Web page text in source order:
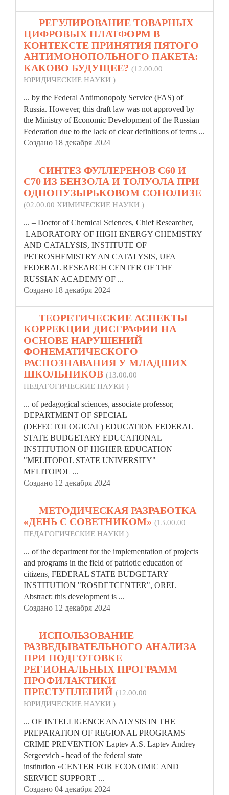
РЕГУЛИРОВАНИЕ ТОВАРНЫХ
ЦИФРОВЫХ ПЛАТФОРМ В
КОНТЕКСТЕ ПРИНЯТИЯ ПЯТОГО
АНТИМОНОПОЛЬНОГО ПАКЕТА:
КАКОВО БУДУЩЕЕ? (12.00.00
ЮРИДИЧЕСКИЕ НАУКИ )
... by the Federal Antimonopoly Service (FAS) of
Russia. However, this draft law was not approved by
the Ministry of Economic Development of the Russian
Federation due to the lack of clear definitions of terms ...
Создано 18 декабря 2024
СИНТЕЗ ФУЛЛЕРЕНОВ С60 И
С70 ИЗ БЕНЗОЛА И ТОЛУОЛА ПРИ
ОДНОПУЗЫРЬКОВОМ СОНОЛИЗЕ
(02.00.00 ХИМИЧЕСКИЕ НАУКИ )
... – Doctor of Chemical Sciences, Chief Researcher,
LABORATORY OF HIGH ENERGY CHEMISTRY
AND CATALYSIS, INSTITUTE OF
PETROSHEMISTRY AN CATALYSIS, UFA
FEDERAL RESEARCH CENTER OF THE
RUSSIAN ACADEMY OF ...
Создано 18 декабря 2024
ТЕОРЕТИЧЕСКИЕ АСПЕКТЫ
КОРРЕКЦИИ ДИСГРАФИИ НА
ОСНОВЕ НАРУШЕНИЙ
ФОНЕМАТИЧЕСКОГО
РАСПОЗНАВАНИЯ У МЛАДШИХ
ШКОЛЬНИКОВ (13.00.00
ПЕДАГОГИЧЕСКИЕ НАУКИ )
... of pedagogical sciences, associate professor,
DEPARTMENT OF SPECIAL
(DEFECTOLOGICAL) EDUCATION FEDERAL
STATE BUDGETARY EDUCATIONAL
INSTITUTION OF HIGHER EDUCATION
"MELITOPOL STATE UNIVERSITY"
MELITOPOL ...
Создано 12 декабря 2024
МЕТОДИЧЕСКАЯ РАЗРАБОТКА
«ДЕНЬ С СОВЕТНИКОМ» (13.00.00
ПЕДАГОГИЧЕСКИЕ НАУКИ )
... of the department for the implementation of projects
and programs in the field of patriotic education of
citizens, FEDERAL STATE BUDGETARY
INSTITUTION "ROSDETCENTER", OREL
Abstract: this development is ...
Создано 12 декабря 2024
ИСПОЛЬЗОВАНИЕ
РАЗВЕДЫВАТЕЛЬНОГО АНАЛИЗА
ПРИ ПОДГОТОВКЕ
РЕГИОНАЛЬНЫХ ПРОГРАММ
ПРОФИЛАКТИКИ
ПРЕСТУПЛЕНИЙ (12.00.00
ЮРИДИЧЕСКИЕ НАУКИ )
... OF INTELLIGENCE ANALYSIS IN THE
PREPARATION OF REGIONAL PROGRAMS
CRIME PREVENTION Laptev A.S. Laptev Andrey
Sergeevich - head of the federal state
institution «CENTER FOR ECONOMIC AND
SERVICE SUPPORT ...
Создано 04 декабря 2024